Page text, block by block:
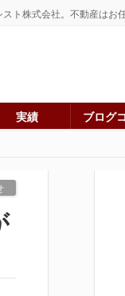
ト株式会社。不動産はお任
実績 ブログ